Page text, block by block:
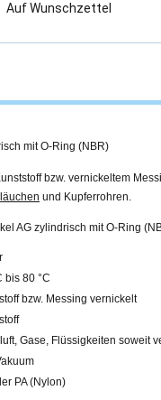
Auf Wunschzettel
mit O-Ring (NBR)
bzw. vernickeltem
und Kupferrohren.
AG zylindrisch mit O-Ring
bis 80 °C
bzw. Messing vernickelt
Gase, Flüssigkeiten soweit
PA (Nylon)